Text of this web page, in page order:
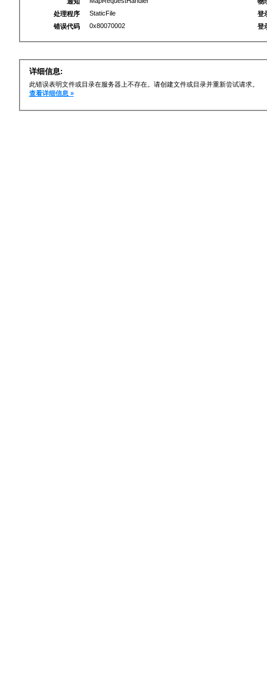
处理程序
StaticFile
错误代码
0x80070002
登
登
详细信息:
此错误表明文件或目录在服务器上不存在。请创建文件或目录并重新尝试请求。
查看详细信息 »